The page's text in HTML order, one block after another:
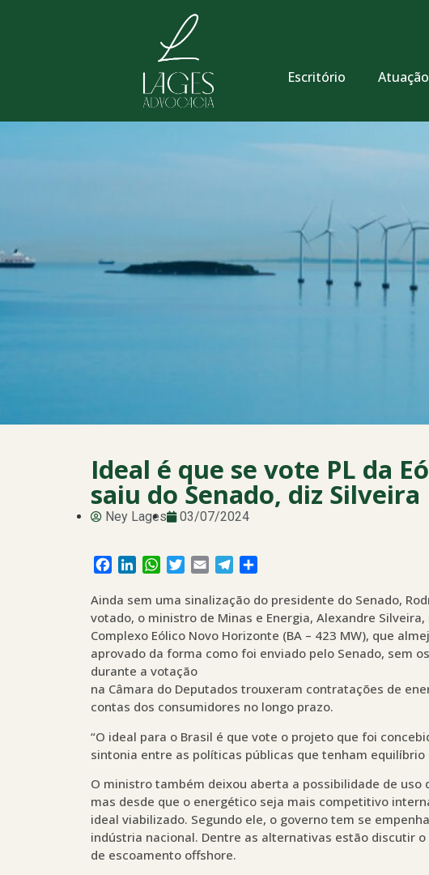
Escritório Atuação
Ideal é que se vote PL da
saiu do Senado, diz Silveira
Ney Lages 03/07/2024
Facebook
LinkedInWhatsApp
Twitter
Email Telegram
Ainda sem uma sinalização do presidente do Senado,
votado, o ministro de Minas e Energia, Alexandre
Complexo Eólico Novo Horizonte (BA – 423 MW), que
aprovado da forma como foi enviado pelo Senado, sem
durante a votação
na Câmara do Deputados trouxeram contratações de
contas dos consumidores no longo prazo.
“O ideal para o Brasil é que vote o projeto que foi
sintonia entre as políticas públicas que tenham
O ministro também deixou aberta a possibilidade de uso
mas desde que o energético seja mais competitivo
ideal viabilizado. Segundo ele, o governo tem se
indústria nacional. Dentre as alternativas estão discutir
de escoamento offshore.